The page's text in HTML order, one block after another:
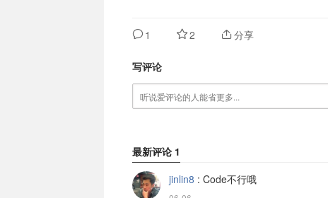
1 2 分享
写评论
最新评论 1
jinlin8 : Code不行哦